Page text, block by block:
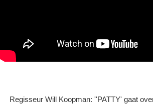
Regisseur Will Koopman: ''PATTY' gaat